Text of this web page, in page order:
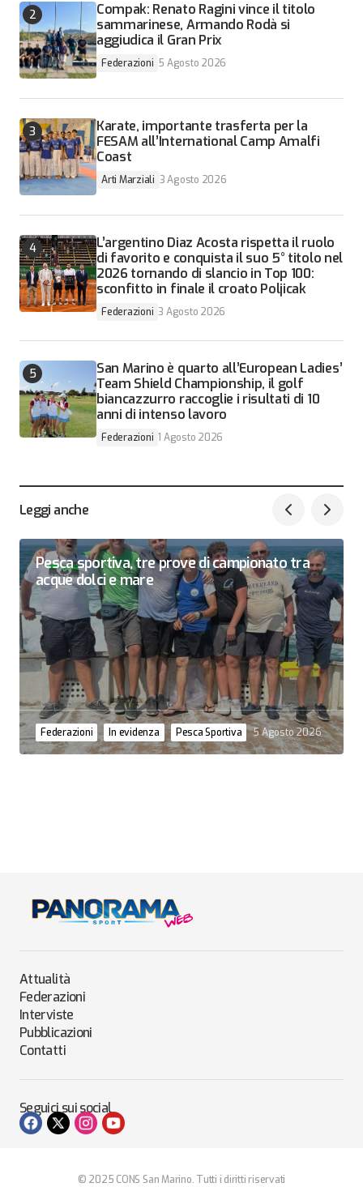
Compak: Renato Ragini vince il titolo
sammarinese, Armando Rodà si
aggiudica il Gran Prix
Federazioni 5 Agosto 2026
Karate, importante trasferta per la
FESAM all’International Camp Amalfi
Coast
Arti Marziali 3 Agosto 2026
L’argentino Diaz Acosta rispetta il ruolo
di favorito e conquista il suo 5° titolo nel
2026 tornando di slancio in Top 100:
sconfitto in finale il croato Poljicak
Federazioni 3 Agosto 2026
San Marino è quarto all’European Ladies’
Team Shield Championship, il golf
biancazzurro raccoglie i risultati di 10
anni di intenso lavoro
Federazioni 1 Agosto 2026
Leggi anche
Pesca sportiva, tre prove di campionato tra
acque dolci e mare
Federazioni In evidenza Pesca Sportiva 5 Agosto 2026
Attualità
Federazioni
Interviste
Pubblicazioni
Contatti
Seguici sui social
© 2025 CONS San Marino. Tutti i diritti riservati